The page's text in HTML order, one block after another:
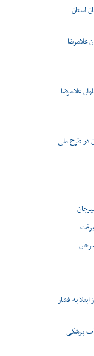
استان
غلامرضا
غلامرضا
در طرح ملی
به فشار
پزشکی